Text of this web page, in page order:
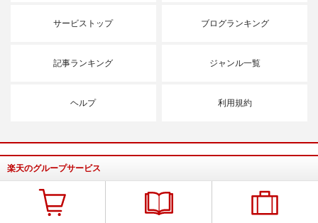
サービストップ ブログランキング
記事ランキング ジャンル一覧
ヘルプ 利用規約
楽天のグループサービス